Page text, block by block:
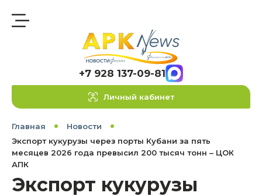
+7 928 137-09-81
Личный кабинет
Главная
Новости
Экспорт кукурузы через порты Кубани за пять
месяцев 2026 года превысил 200 тысяч тонн – ЦОК
АПК
Экспорт кукурузы